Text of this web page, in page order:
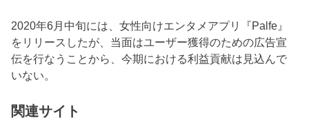
2020年6月中旬には、女性向けエンタメアプリ『Palfe』
をリリースしたが、当面はユーザー獲得のための広告宣
伝を行なうことから、今期における利益貢献は見込んで
いない。
関連サイト